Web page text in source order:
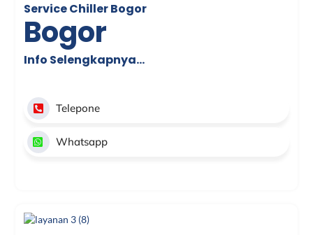
Service Chiller Bogor
Bogor
Info Selengkapnya…
Telepone
Whatsapp